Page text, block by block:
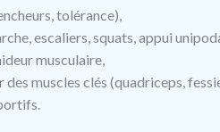
tolérance),
escaliers, squats, appui
musculaire,
muscles clés (quadriceps,